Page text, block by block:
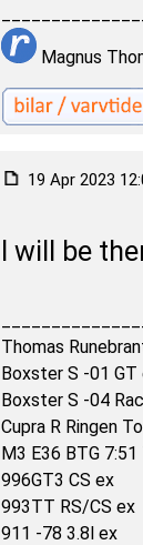
Magnus
19 Apr 2023
I will be
Thomas
Boxster S -01 GT
Boxster S -04
Cupra R Ringen
M3 E36 BTG
996GT3 CS ex
993TT RS/CS ex
911 -78 3.8l ex